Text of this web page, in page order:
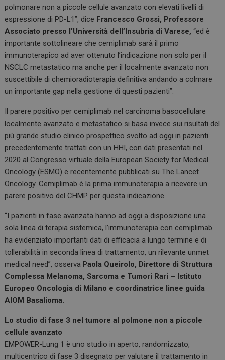
polmonare non a piccole cellule avanzato con elevati livelli di
espressione di PD-L1”, dice Francesco Grossi, Professore
Associato presso l’Università dell’Insubria di Varese, “ed è
importante sottolineare che cemiplimab sarà il primo
immunoterapico ad aver ottenuto l’indicazione non solo per il
NSCLC metastatico ma anche per il localmente avanzato non
suscettibile di chemioradioterapia definitiva andando a colmare
un importante gap nella gestione di questi pazienti”.
Il parere positivo per cemiplimab nel carcinoma basocellulare
localmente avanzato e metastatico si basa invece sui risultati del
più grande studio clinico prospettico svolto ad oggi in pazienti
precedentemente trattati con un HHI, con dati presentati nel
2020 al Congresso virtuale della European Society for Medical
Oncology (ESMO) e recentemente pubblicati su The Lancet
Oncology. Cemiplimab è la prima immunoterapia a ricevere un
parere positivo del CHMP per questa indicazione.
“I pazienti in fase avanzata hanno ad oggi a disposizione una
sola linea di terapia sistemica, l’immunoterapia con cemiplimab
ha evidenziato importanti dati di efficacia a lungo termine e di
tollerabilità in seconda linea di trattamento, un rilevante unmet
medical need”, osserva Paola Queirolo, Direttore di Struttura
Complessa Melanoma, Sarcoma e Tumori Rari – Istituto
Europeo Oncologia di Milano e coordinatrice linee guida
AIOM Basalioma.
Lo studio di fase 3 nel tumore al polmone non a piccole
cellule avanzato
EMPOWER-Lung 1 è uno studio in aperto, randomizzato,
multicentrico di fase 3 disegnato per valutare il trattamento in